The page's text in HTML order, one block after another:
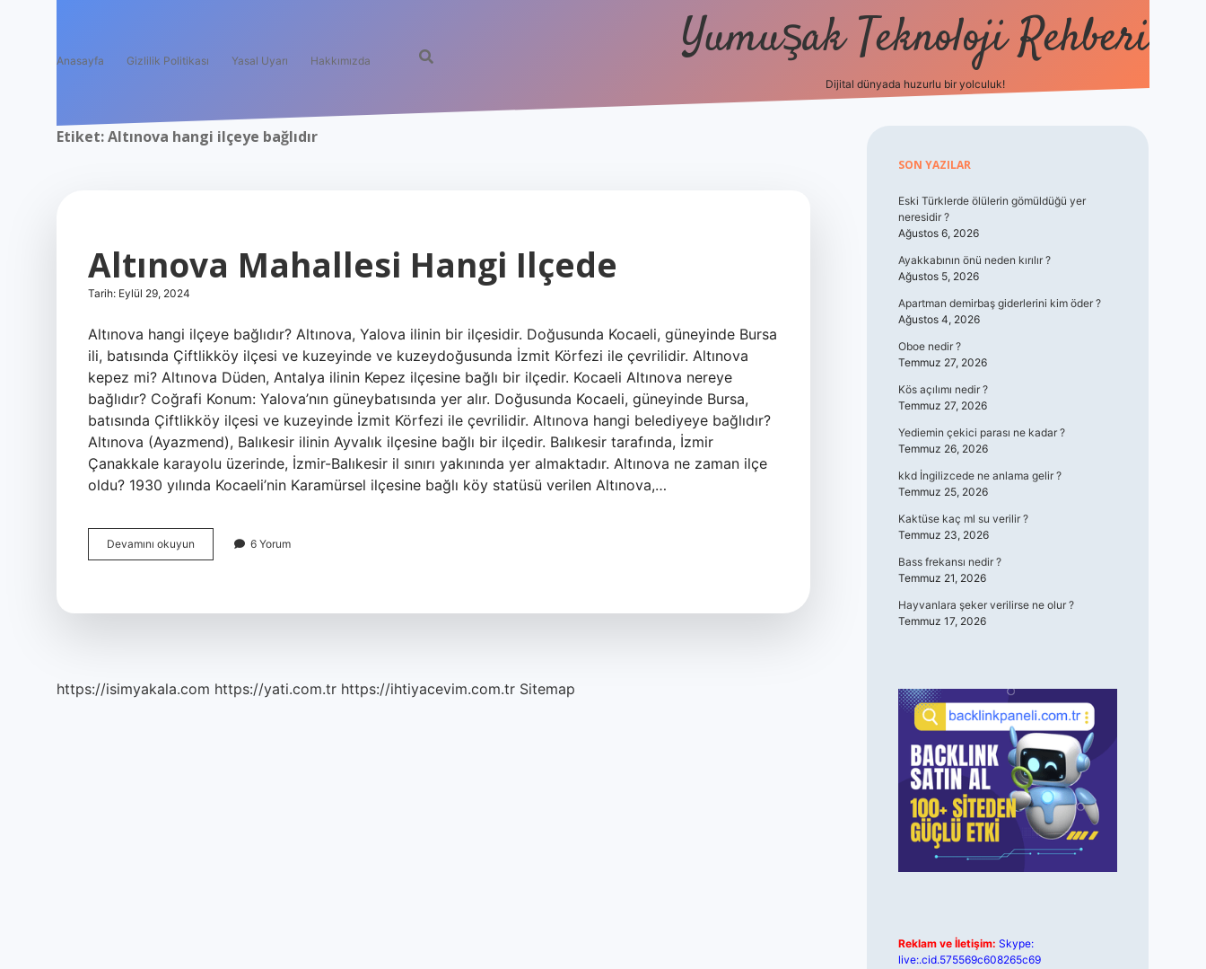
Anasayfa Gizlilik Politikası Yasal Uyarı Hakkımızda Yumuşak Teknoloji Rehberi
Dijital dünyada huzurlu bir yolculuk!
Etiket:Altınova hangi ilçeye bağlıdır
Altınova Mahallesi Hangi Ilçede
Tarih: Eylül 29, 2024
Altınova hangi ilçeye bağlıdır? Altınova, Yalova ilinin bir ilçesidir. Doğusunda Kocaeli, güneyinde Bursa
ili, batısında Çiftlikköy ilçesi ve kuzeyinde ve kuzeydoğusunda İzmit Körfezi ile çevrilidir. Altınova
kepez mi? Altınova Düden, Antalya ilinin Kepez ilçesine bağlı bir ilçedir. Kocaeli Altınova nereye
bağlıdır? Coğrafi Konum: Yalova’nın güneybatısında yer alır. Doğusunda Kocaeli, güneyinde Bursa,
batısında Çiftlikköy ilçesi ve kuzeyinde İzmit Körfezi ile çevrilidir. Altınova hangi belediyeye bağlıdır?
Altınova (Ayazmend), Balıkesir ilinin Ayvalık ilçesine bağlı bir ilçedir. Balıkesir tarafında, İzmir
Çanakkale karayolu üzerinde, İzmir-Balıkesir il sınırı yakınında yer almaktadır. Altınova ne zaman ilçe
oldu? 1930 yılında Kocaeli’nin Karamürsel ilçesine bağlı köy statüsü verilen Altınova,…
Devamını okuyun Altınova
Mahallesi
6 Yorum
https://isimyakala.com https://yati.com.tr https://ihtiyacevim.com.tr Sitemap
Sidebar
SON YAZILAR
Eski Türklerde ölülerin gömüldüğü yer
neresidir ?
Ağustos 6, 2026
Ayakkabının önü neden kırılır ?
Ağustos 5, 2026
Apartman demirbaş giderlerini kim öder ?
Ağustos 4, 2026
Oboe nedir ?
Temmuz 27, 2026
Kös açılımı nedir ?
Temmuz 27, 2026
Yediemin çekici parası ne kadar ?
Temmuz 26, 2026
kkd İngilizcede ne anlama gelir ?
Temmuz 25, 2026
Kaktüse kaç ml su verilir ?
Temmuz 23, 2026
Bass frekansı nedir ?
Temmuz 21, 2026
Hayvanlara şeker verilirse ne olur ?
Temmuz 17, 2026
Reklam ve İletişim: Skype:
live:.cid.575569c608265c69